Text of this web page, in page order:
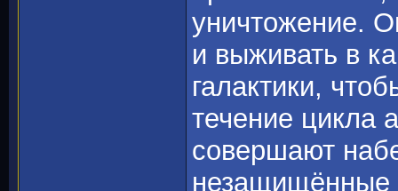
уничтожение.
и выживать в
галактики,
течение цикла
совершают
незащищённые